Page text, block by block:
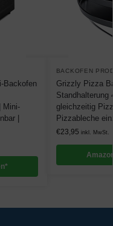
Backofen
Mini-
|
BACKOFEN
Grizzly Pizza
Standhalterung
gleichzeitig
Pizzableche
€23,95 inkl. MwSt.